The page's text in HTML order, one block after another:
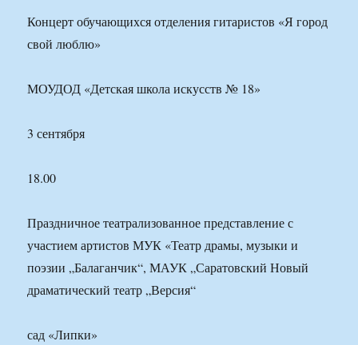
Концерт обучающихся отделения гитаристов «Я город
свой люблю»
МОУДОД «Детская школа искусств № 18»
3 сентября
18.00
Праздничное театрализованное представление с
участием артистов МУК «Театр драмы, музыки и
поэзии „Балаганчик“, МАУК „Саратовский Новый
драматический театр „Версия“
сад «Липки»